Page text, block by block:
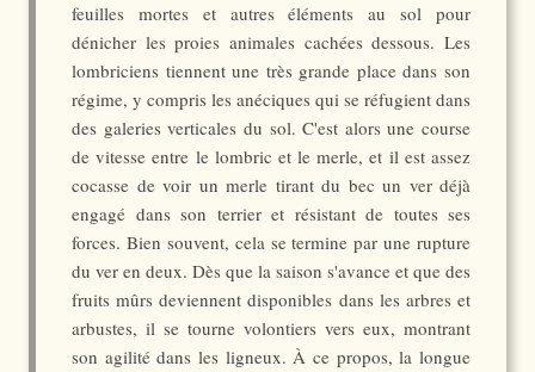
feuilles mortes et autres éléments au sol pour
dénicher les proies animales cachées dessous. Les
lombriciens tiennent une très grande place dans son
régime, y compris les anéciques qui se réfugient dans
des galeries verticales du sol. C'est alors une course
de vitesse entre le lombric et le merle, et il est assez
cocasse de voir un merle tirant du bec un ver déjà
engagé dans son terrier et résistant de toutes ses
forces. Bien souvent, cela se termine par une rupture
du ver en deux. Dès que la saison s'avance et que des
fruits mûrs deviennent disponibles dans les arbres et
arbustes, il se tourne volontiers vers eux, montrant
son agilité dans les ligneux. À ce propos, la longue